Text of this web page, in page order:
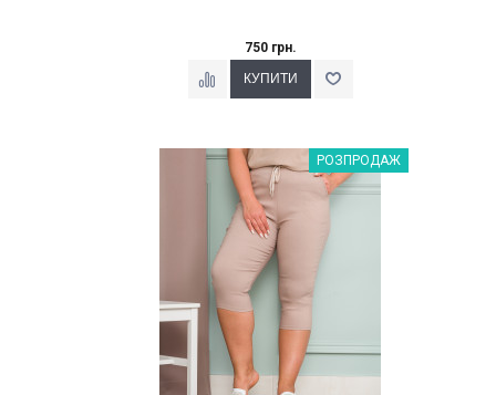
750 грн.
Наклейки Варіант з %РОЗПРОДАЖ